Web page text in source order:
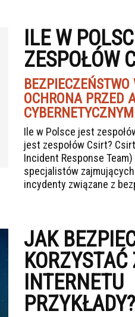
ILE W
ZESPOŁÓW
BEZPIECZEŃSTWO
OCHRONA PRZED
CYBERNETYCZNYMI
Ile w Polsce jest
jest zespołów Csirt?
Incident Response Team)
specjalistów
incydenty związane z
JAK
KORZYSTAĆ
INTERNETU
PRZYKŁADY?